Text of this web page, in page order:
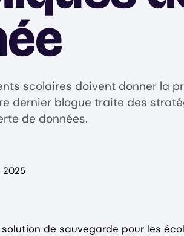
scolaires doivent donner la
dernier blogue traite des
de données.
2025
de sauvegarde pour les